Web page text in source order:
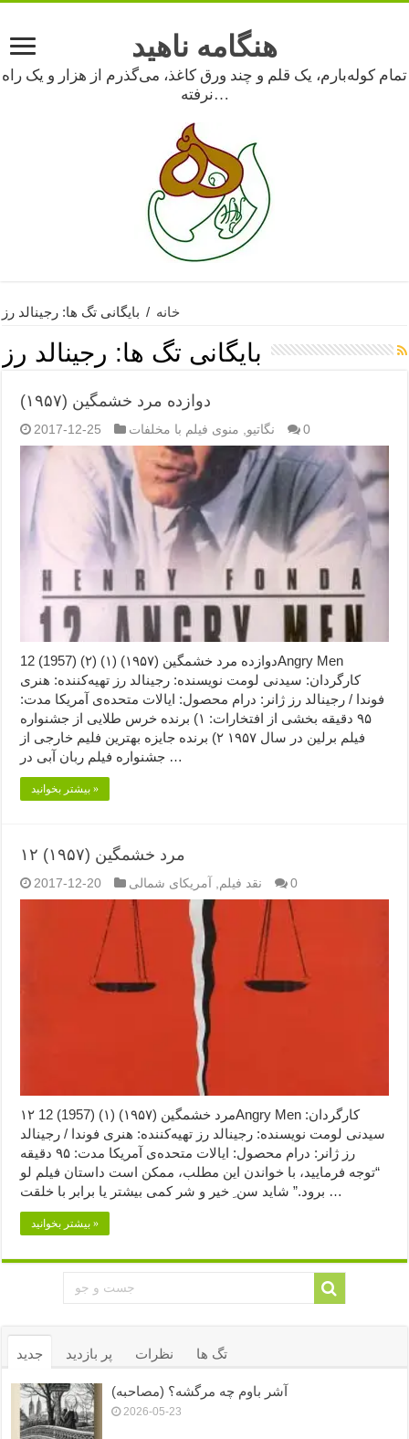
هنگامه ناهید
تمام کوله‌بارم، یک قلم و چند ورق کاغذ، می‌گذرم از هزار و یک راه
نرفته…
خانه / بایگانی تگ ها: رجینالد رز
بایگانی تگ ها: رجینالد رز
دوازده مرد خشمگین (۱۹۵۷)
2017-12-25 نگاتیو منوی فیلم با مخلفات 0
دوازده مرد خشمگین (۱۹۵۷) (۱) (۲) (1957) 12Angry Men
کارگردان: سیدنی لومت نویسنده: رجینالد رز تهیه‌کننده: هنری
فوندا / رجینالد رز ژانر: درام محصول: ایالات متحده‌ی آمریکا مدت:
۹۵ دقیقه بخشی از افتخارات: ۱) برنده خرس طلایی از جشنواره
فیلم برلین در سال ۱۹۵۷ ۲) برنده جایزه بهترین فلیم خارجی از
جشنواره فیلم ربان آبی در …
بیشتر بخوانید »
۱۲ مرد خشمگین (۱۹۵۷)
2017-12-20 نقد فیلم آمریکای شمالی 0
۱۲ مرد خشمگین (۱۹۵۷) (۱) (1957) 12Angry Men کارگردان:
سیدنی لومت نویسنده: رجینالد رز تهیه‌کننده: هنری فوندا / رجینالد
رز ژانر: درام محصول: ایالات متحده‌ی آمریکا مدت: ۹۵ دقیقه
“توجه فرمایید،‌ با خواندن این مطلب، ممکن است داستان فیلم لو
برود.” شاید سن ِ خیر و شر کمی بیشتر یا برابر با خلقت …
بیشتر بخوانید »
جدید پر بازدید نظرات تگ ها
آشر باوم چه مرگشه؟ (مصاحبه)
2026-05-23